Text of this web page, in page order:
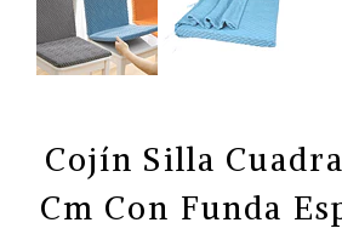
Cojín Silla
Cm Con Funda